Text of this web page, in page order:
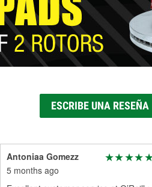
ESCRIBE UNA RESEÑA
Antoniaa Gomezz
5 months ago